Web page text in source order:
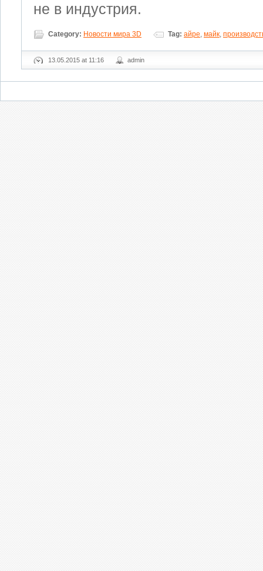
не в индустрия.
Category: Новости мира 3D Tag: айре, майк,
13.05.2015 at 11:16 admin